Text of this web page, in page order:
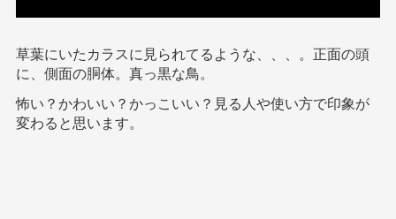
草葉にいたカラスに見られてるような、、、。正面の頭
に、側面の胴体。真っ黒な鳥。
怖い？かわいい？かっこいい？見る人や使い方で印象が
変わると思います。